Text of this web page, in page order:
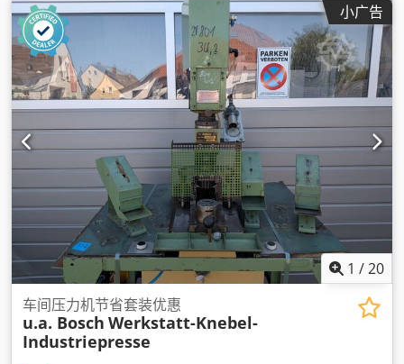
小广告
1 /20
车间压力机节省套装优惠
u.a. Bosch Werkstatt-Knebel-
Industriepresse